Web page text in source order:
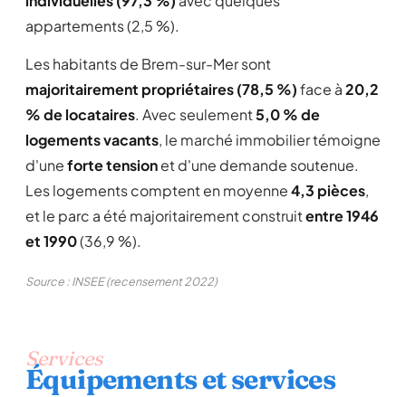
appartements (2,5 %).
Les habitants de Brem-sur-Mer sont
majoritairement propriétaires (78,5 %)face à20,2
% de locataires. Avec seulement5,0 % de
logements vacants, le marché immobilier témoigne
d'uneforte tensionet d'une demande soutenue.
Les logements comptent en moyenne4,3 pièces,
et le parc a été majoritairement construitentre 1946
et 1990(36,9 %).
Source : INSEE (recensement 2022)
Services
Équipements et services